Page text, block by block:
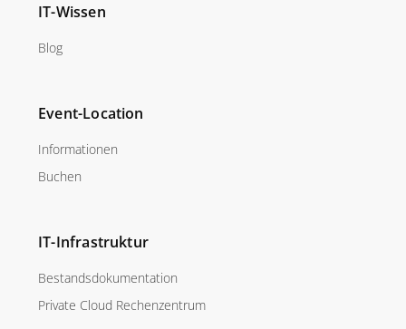
IT-Wissen
Blog
Event-Location
Informationen
Buchen
IT-Infrastruktur
Bestandsdokumentation
Private Cloud Rechenzentrum